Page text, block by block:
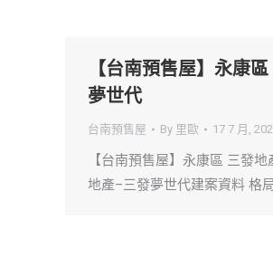
【台南預售屋】永康
夢世代
台南預售屋 By 里歐 17 7 月,
【台南預售屋】永康區 三發
地產–三發夢世代建案資料 格